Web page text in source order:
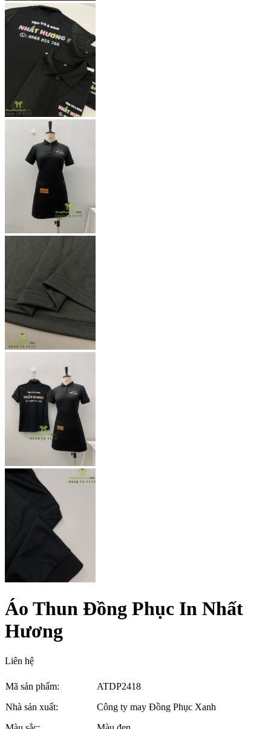
Áo Thun Đồng Phục In Nhất
Hương
Liên hệ
Mã sản phẩm:
ATDP2418
Nhà sản xuất:
Công ty may Đồng Phục Xanh